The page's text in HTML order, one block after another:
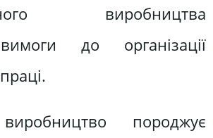
виробництва
до організації
породжує